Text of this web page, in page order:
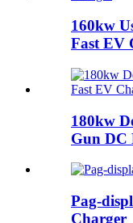
160kw
Fast EV
180kw
Gun DC
Pag-
Charger